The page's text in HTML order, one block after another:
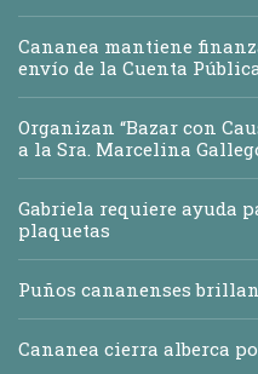
Cananea mantiene
envío de la Cuenta
Organizan “Bazar con
a la Sra. Marcelina
Gabriela requiere ayuda
plaquetas
Puños cananenses
Cananea cierra alberca